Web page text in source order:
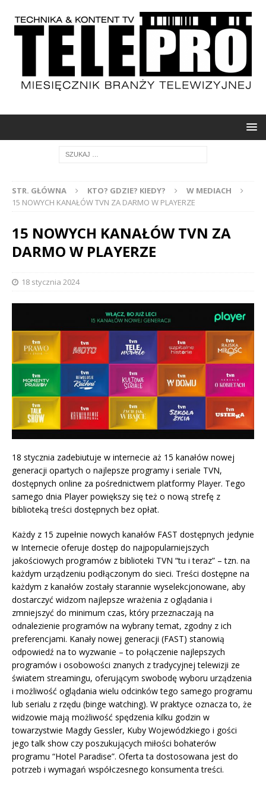
STR. GŁÓWNA KTO? GDZIE? KIEDY?
W MEDIACH
15 NOWYCH KANAŁÓW TVN ZA DARMO W PLAYERZE
15 NOWYCH KANAŁÓW TVN ZA
DARMO W PLAYERZE
18 stycznia 2024
18 stycznia zadebiutuje w internecie aż 15 kanałów nowej
generacji opartych o najlepsze programy i seriale TVN,
dostępnych online za pośrednictwem platformy Player. Tego
samego dnia Player powiększy się też o nową strefę z
biblioteką treści dostępnych bez opłat.
Każdy z 15 zupełnie nowych kanałów FAST dostępnych jedynie
w Internecie oferuje dostęp do najpopularniejszych
jakościowych programów z biblioteki TVN “tu i teraz” – tzn. na
każdym urządzeniu podłączonym do sieci. Treści dostępne na
każdym z kanałów zostały starannie wyselekcjonowane, aby
dostarczyć widzom najlepsze wrażenia z oglądania i
zmniejszyć do minimum czas, który przeznaczają na
odnalezienie programów na wybrany temat, zgodny z ich
preferencjami. Kanały nowej generacji (FAST) stanowią
odpowiedź na to wyzwanie – to połączenie najlepszych
programów i osobowości znanych z tradycyjnej telewizji ze
światem streamingu, oferującym swobodę wyboru urządzenia
i możliwość oglądania wielu odcinków tego samego programu
lub serialu z rzędu (binge watching). W praktyce oznacza to, że
widzowie mają możliwość spędzenia kilku godzin w
towarzystwie Magdy Gessler, Kuby Wojewódzkiego i gości
jego talk show czy poszukujących miłości bohaterów
programu “Hotel Paradise”. Oferta ta dostosowana jest do
potrzeb i wymagań współczesnego konsumenta treści.